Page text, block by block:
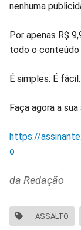
nenhuma
Por apenas R$
todo o conteúdo
É simples. É
Faça agora a sua
https://
o
da Redação
ASSALTO